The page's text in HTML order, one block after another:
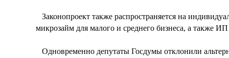
Законопроект также распространяется на
микрозайм для малого и среднего бизнеса, а также
Одновременно депутаты Госдумы отклонили